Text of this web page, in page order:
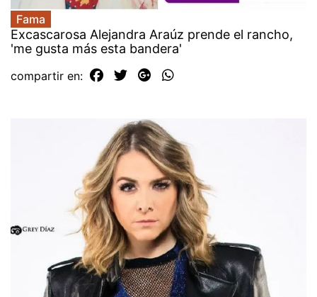
Fama
Excascarosa Alejandra Araúz prende el rancho,
'me gusta más esta bandera'
compartir en: